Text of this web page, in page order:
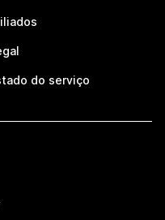
do serviço